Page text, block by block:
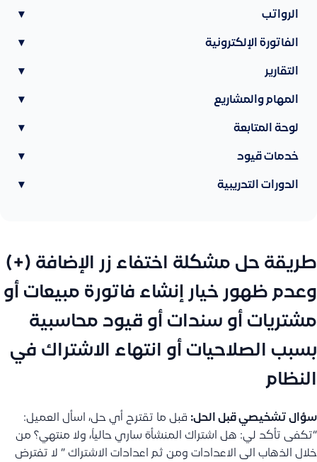
الرواتب ▾
الفاتورة الإلكترونية ▾
التقارير ▾
المهام والمشاريع ▾
لوحة المتابعة ▾
خدمات قيود ▾
الدورات التدريبية ▾
طريقة حل مشكلة اختفاء زر الإضافة (+)
وعدم ظهور خيار إنشاء فاتورة مبيعات أو
مشتريات أو سندات أو قيود محاسبية
بسبب الصلاحيات أو انتهاء الاشتراك في
النظام
سؤال تشخيصي قبل الحل: قبل ما تقترح أي حل، اسأل العميل:
“تكفى تأكد لي: هل اشتراك المنشأة ساري حالياً، ولا منتهي؟ من
خلال الذهاب الى الاعدادات ومن ثم اعدادات الاشتراك ” لا تفترض